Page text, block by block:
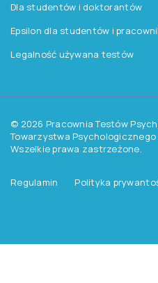
Dla studentów i doktorantów
Epsilon dla studentów i
Legalność używana testów
© 2026 Pracownia Testów
Towarzystwa Psychologicznego
Wszelkie prawa zastrzeżone.
Regulamin Polityka